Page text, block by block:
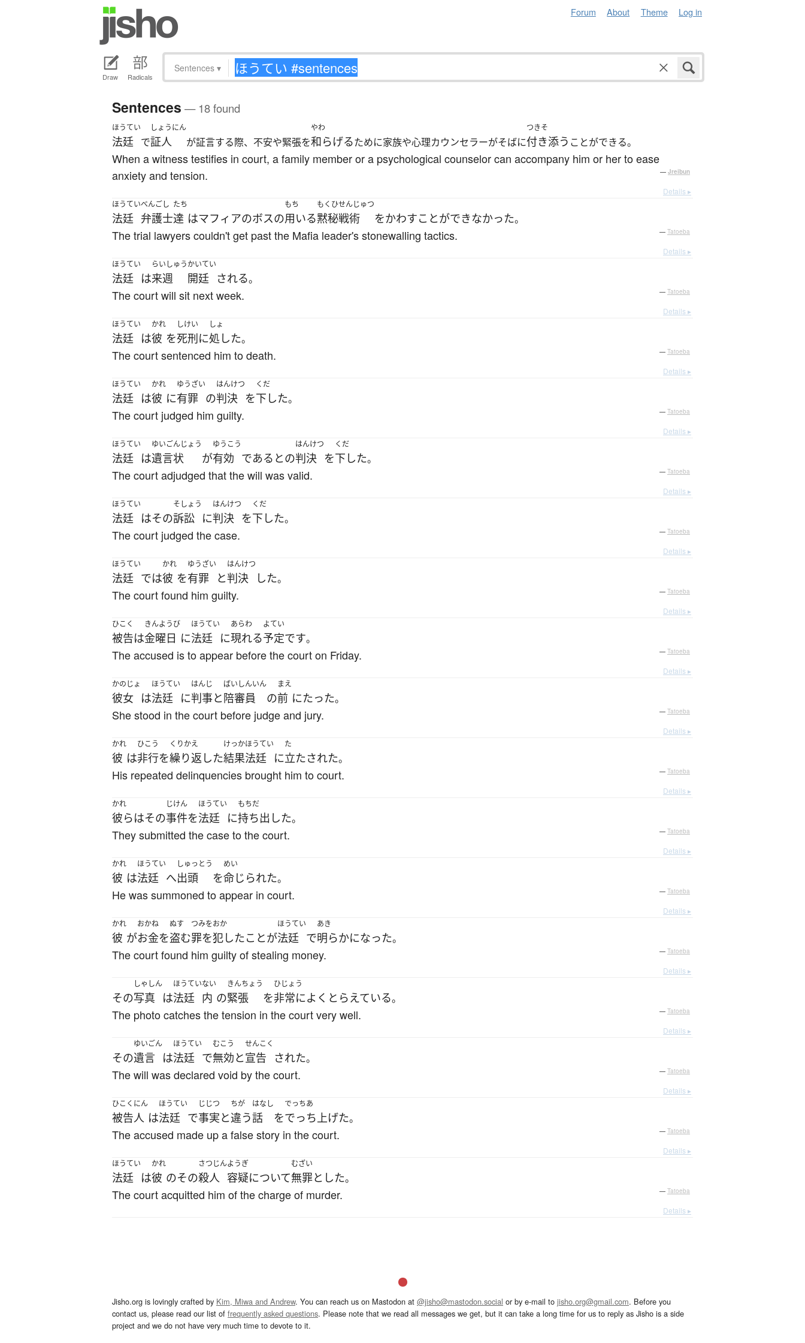
Forum About Theme Log in
Draw Radicals
Sentences ▾
Sentences — 18 found
ほうてい
法廷 で
しょうにん
証人 が証言する際、不安や緊張を
やわ
和らげるために家族や心理カウンセラーがそばに
つきそ
付き添う ことができる。
When a witness testifies in court, a family member or a psychological counselor can accompany him or her to ease
anxiety and tension.
— Jreibun
Details ▸
ほうてい
法廷
べんごし
弁護士
たち
達 はマフィアのボスの
もち
用いる
もくひ
黙秘
せんじゅつ
戦術 をかわすことができなかった。
The trial lawyers couldn't get past the Mafia leader's stonewalling tactics. — Tatoeba
Details ▸
ほうてい
法廷 は
らいしゅう
来週
かいてい
開廷 される。
The court will sit next week. — Tatoeba
Details ▸
ほうてい
法廷 は
かれ
彼 を
しけい
死刑に
しょ
処した。
The court sentenced him to death. — Tatoeba
Details ▸
ほうてい
法廷 は
かれ
彼 に
ゆうざい
有罪 の
はんけつ
判決 を
くだ
下した。
The court judged him guilty. — Tatoeba
Details ▸
ほうてい
法廷 は
ゆいごんじょう
遺言状 が
ゆうこう
有効 である との
はんけつ
判決 を
くだ
下した。
The court adjudged that the will was valid. — Tatoeba
Details ▸
ほうてい
法廷 はその
そしょう
訴訟 に
はんけつ
判決 を
くだ
下した。
The court judged the case. — Tatoeba
Details ▸
ほうてい
法廷 では
かれ
彼 を
ゆうざい
有罪 と
はんけつ
判決 した。
The court found him guilty. — Tatoeba
Details ▸
ひこく
被告は
きんようび
金曜日 に
ほうてい
法廷 に
あらわ
現れる
よてい
予定です。
The accused is to appear before the court on Friday. — Tatoeba
Details ▸
かのじょ
彼女 は
ほうてい
法廷 に
はんじ
判事と
ばいしんいん
陪審員 の
まえ
前 にたった。
She stood in the court before judge and jury. — Tatoeba
Details ▸
かれ
彼 は
ひこう
非行を
くりかえ
繰り返した
けっか
結果
ほうてい
法廷 に
た
立たされた。
His repeated delinquencies brought him to court. — Tatoeba
Details ▸
かれ
彼らはその
じけん
事件を
ほうてい
法廷 に
もちだ
持ち出した。
They submitted the case to the court. — Tatoeba
Details ▸
かれ
彼 は
ほうてい
法廷 へ
しゅっとう
出頭 を
めい
命じられた。
He was summoned to appear in court. — Tatoeba
Details ▸
かれ
彼 が
おかね
お金を
ぬす
盗む
つみをおか
罪を犯したことが
ほうてい
法廷 で
あき
明らかになった。
The court found him guilty of stealing money. — Tatoeba
Details ▸
その
しゃしん
写真 は
ほうてい
法廷
ない
内 の
きんちょう
緊張 を
ひじょう
非常によく とらえている。
The photo catches the tension in the court very well. — Tatoeba
Details ▸
その
ゆいごん
遺言 は
ほうてい
法廷 で
むこう
無効と
せんこく
宣告 された。
The will was declared void by the court. — Tatoeba
Details ▸
ひこくにん
被告人 は
ほうてい
法廷 で
じじつ
事実と
ちが
違う
はなし
話 を
でっちあ
でっち上げた。
The accused made up a false story in the court. — Tatoeba
Details ▸
ほうてい
法廷 は
かれ
彼 のその
さつじん
殺人
ようぎ
容疑について
むざい
無罪とした。
The court acquitted him of the charge of murder. — Tatoeba
Details ▸
Jisho.org is lovingly crafted by Kim, Miwa and Andrew. You can reach us on Mastodon at @jisho@mastodon.social or by e-mail to jisho.org@gmail.com. Before you
contact us, please read our list of frequently asked questions. Please note that we read all messages we get, but it can take a long time for us to reply as Jisho is a side
project and we do not have very much time to devote to it.